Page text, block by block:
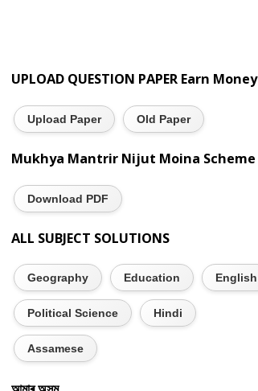
UPLOAD QUESTION PAPER Earn Money
Upload Paper Old Paper
Mukhya Mantrir Nijut Moina Scheme
Download PDF
ALL SUBJECT SOLUTIONS
Geography Education English
Political Science Hindi
Assamese